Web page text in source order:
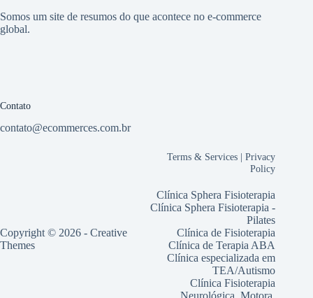
Somos um site de resumos do que acontece no e-commerce
global.
Contato
contato@ecommerces.com.br
Copyright © 2026 - Creative
Themes
Terms & Services |Privacy
Policy
Clínica Sphera Fisioterapia
Clínica Sphera Fisioterapia -
Pilates
Clínica de Fisioterapia
Clínica de Terapia ABA
Clínica especializada em
TEA/Autismo
Clínica Fisioterapia
Neurológica, Motora,